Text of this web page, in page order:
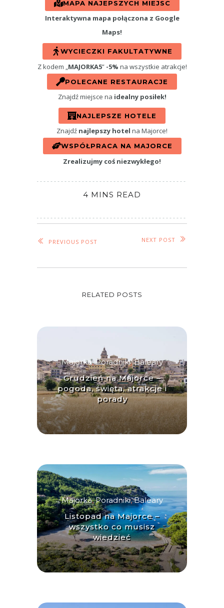
MAPA NAJEPSZYCH MIEJSC
Interaktywna mapa połączona z Google
Maps!
WYCIECZKI FAKULTATYWNE
Z kodem „ MAJORKA5” -5% na wszystkie atrakcje!
POLECANE RESTAURACJE
Znajdź miejsce na idealny posiłek!
NAJLEPSZE HOTELE
Znajdź najlepszy hotel na Majorce!
WSPÓŁPRACA NA MAJORCE
Zrealizujmy coś niezwykłego!
4 MINS READ
PREVIOUS POST NEXT POST
RELATED POSTS
Majorka,Poradniki,Baleary
Grudzień na Majorce –
pogoda, święta, atrakcje i
porady
Majorka,Poradniki,Baleary
Listopad na Majorce –
wszystko co musisz
wiedzieć